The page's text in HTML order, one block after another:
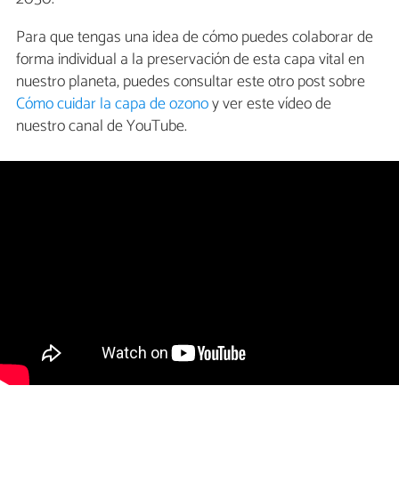
Para que tengas una idea de cómo puedes colaborar de
forma individual a la preservación de esta capa vital en
nuestro planeta, puedes consultar este otro post sobre
Cómo cuidar la capa de ozonoy ver este vídeo de
nuestro canal de YouTube.